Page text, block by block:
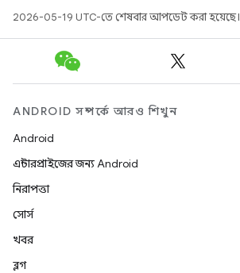
2026-05-19 UTC-তে শেষবার আপডেট করা হয়েছে।
ANDROID সম্পর্কে আরও শিখুন
Android
এন্টারপ্রাইজের জন্য Android
নিরাপত্তা
সোর্স
খবর
ব্লগ